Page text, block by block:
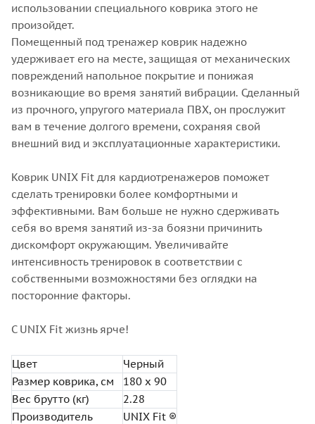
использовании специального коврика этого не
произойдет.
Помещенный под тренажер коврик надежно
удерживает его на месте, защищая от механических
повреждений напольное покрытие и понижая
возникающие во время занятий вибрации. Сделанный
из прочного, упругого материала ПВХ, он прослужит
вам в течение долгого времени, сохраняя свой
внешний вид и эксплуатационные характеристики.
Коврик UNIX Fit для кардиотренажеров поможет
сделать тренировки более комфортными и
эффективными. Вам больше не нужно сдерживать
себя во время занятий из-за боязни причинить
дискомфорт окружающим. Увеличивайте
интенсивность тренировок в соответствии с
собственными возможностями без оглядки на
посторонние факторы.
С UNIX Fit жизнь ярче!
Цвет
Черный
Размер коврика, см
180 x 90
Вес брутто (кг)
2.28
Производитель
UNIX Fit ®